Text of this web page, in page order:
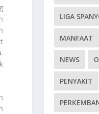
LIGA
MANFAAT
NEWS
PENYAKIT